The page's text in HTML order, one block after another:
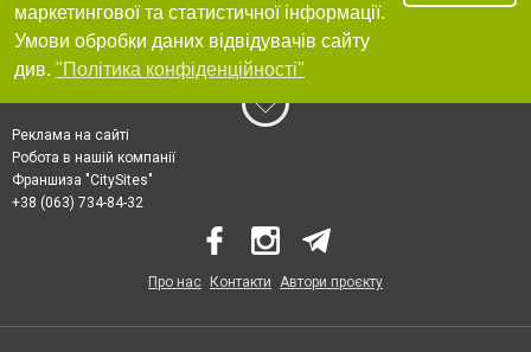
маркетингової та статистичної інформації.
Умови обробки даних відвідувачів сайту
див. "Політика конфіденційності"
Реклама на сайті
Робота в нашій компанії
Франшиза "CitySites"
+38 (063) 734-84-32
Про нас Контакти Автори проєкту